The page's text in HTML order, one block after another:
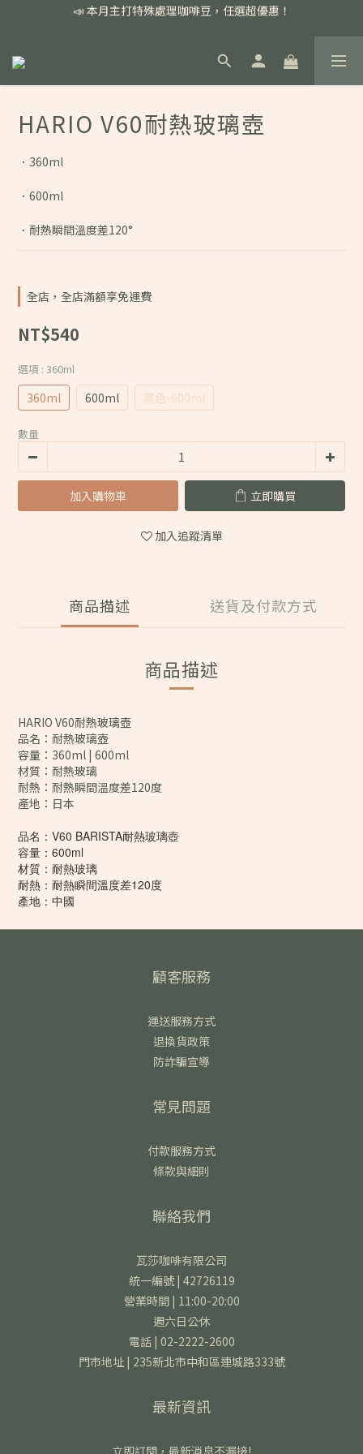
📣 本月主打特殊處理咖啡豆，任選超優惠！
📣 本月主打特殊處理咖啡豆，任選超優惠！
📣 本月主打特殊處理咖啡豆，任選超優惠！
HARIO V60耐熱玻璃壺
．360ml
．600ml
．耐熱瞬間溫度差120°
全店，全店滿額享免運費
NT$540
選項 : 360ml
360ml 600ml 黑色-600ml
數量
加入購物車 立即購買
加入追蹤清單
商品描述 送貨及付款方式
商品描述
HARIO V60耐熱玻璃壺
品名：耐熱玻璃壺
容量：360ml | 600ml
材質：耐熱玻璃
耐熱：耐熱瞬間溫度差120度
產地：日本
品名：V60 BARISTA耐熱玻璃壺
容量：600ml
材質：耐熱玻璃
耐熱：耐熱瞬間溫度差120度
產地：中國
顧客服務
運送服務方式
退換貨政策
防詐騙宣導
常見問題
付款服務方式
條款與細則
聯絡我們
瓦莎咖啡有限公司
統一編號 | 42726119
營業時間 | 11:00-20:00
週六日公休
電話 | 02-2222-2600
門市地址 | 235新北市中和區連城路333號
最新資訊
立即訂閱，最新消息不漏接!